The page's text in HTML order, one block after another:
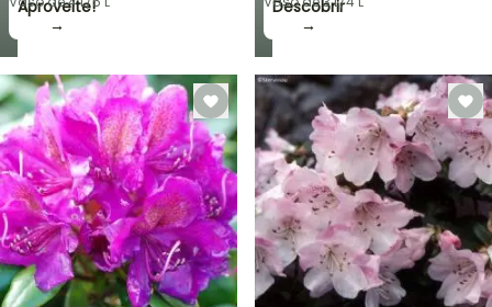
Aproveite!
→
Descobrir
→